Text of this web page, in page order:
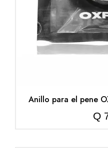
Anillo para el pene
Q